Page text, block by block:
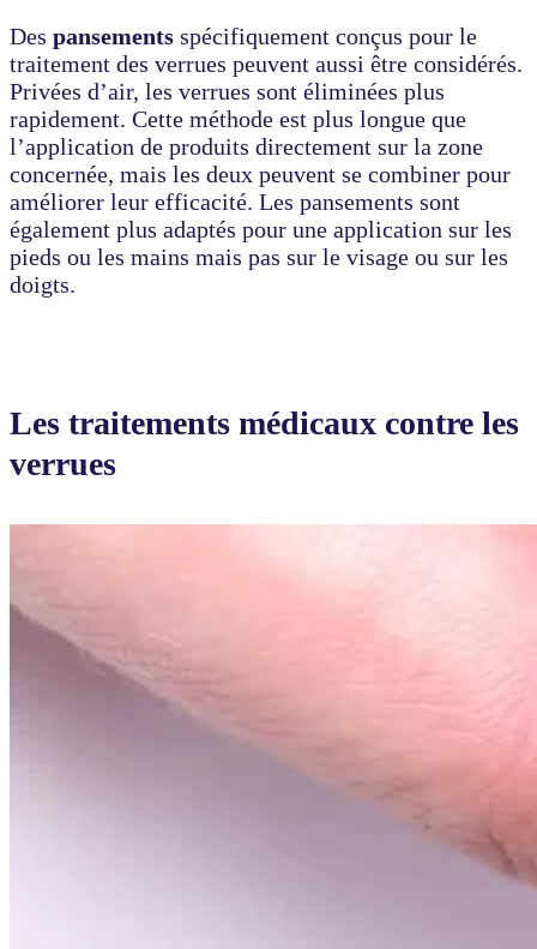
Des pansements spécifiquement conçus pour le
traitement des verrues peuvent aussi être considérés.
Privées d’air, les verrues sont éliminées plus
rapidement. Cette méthode est plus longue que
l’application de produits directement sur la zone
concernée, mais les deux peuvent se combiner pour
améliorer leur efficacité. Les pansements sont
également plus adaptés pour une application sur les
pieds ou les mains mais pas sur le visage ou sur les
doigts.
Les traitements médicaux contre les
verrues